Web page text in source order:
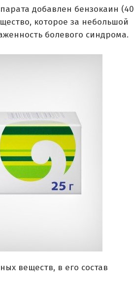
добавлен бензокаин (40
которое за небольшой
болевого синдрома.
веществ, в его состав